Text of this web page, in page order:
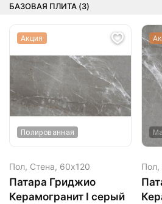
БАЗОВАЯ ПЛИТА (3)
Акция
Полированная
Пол, Стена, 60х120
Патара Гриджио
Керамогранит I серый
Пол,